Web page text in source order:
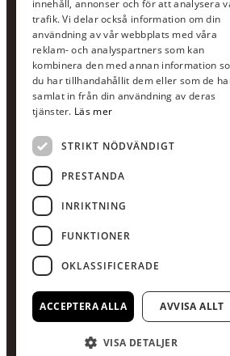
Växel:020-120 29 00
E-post:info@scandcon.se
BESÖKSADRESS
Backagårdsgatan 9
511 57 Kinna
UPPGIFTER
Orgnummer
559375-8161
Swishnummer
123-615 05 28
Producerad av Gota Media
innehåll, annonser och för att analysera
trafik. Vi delar också information om din
användning av vår webbplats med våra
reklam- och analyspartners som kan
kombinera den med annan information
du har tillhandahållit dem eller som de
samlat in från din användning av deras
tjänster. Läs mer
STRIKT NÖDVÄNDIGT
PRESTANDA
INRIKTNING
FUNKTIONER
OKLASSIFICERADE
ACCEPTERA ALLA AVVISA ALLT
VISA DETALJER